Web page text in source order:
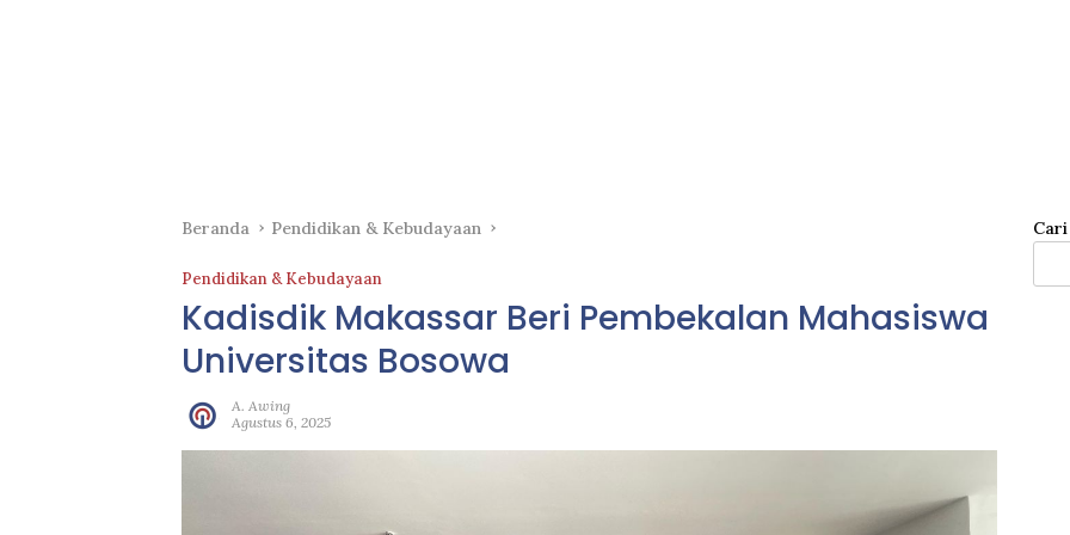
Beranda Pendidikan & Kebudayaan
Pendidikan & Kebudayaan
Kadisdik Makassar Beri Pembekalan Mahasiswa
Universitas Bosowa
A. Awing
Agustus 6, 2025
Cari